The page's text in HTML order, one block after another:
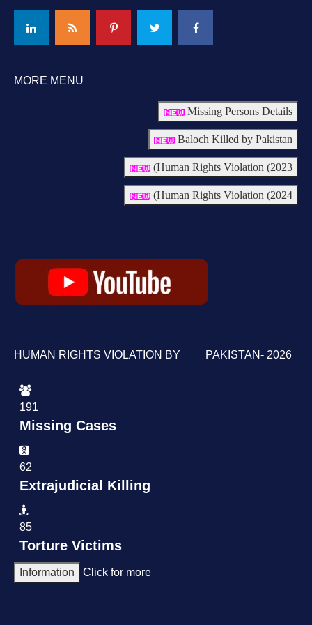
MORE MENU
Missing Persons Details
Baloch Killed by Pakistan
Human Rights Violation (2023)
Human Rights Violation (2024)
HUMAN RIGHTS VIOLATION BY PAKISTAN- 2026
191
Missing Cases
62
Extrajudicial Killing
85
Torture Victims
Click for more
Information